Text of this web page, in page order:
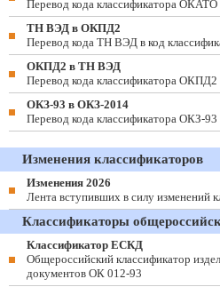
Перевод кода классификатора
ТН ВЭД в ОКПД2
Перевод кода ТН ВЭД в код
ОКПД2 в ТН ВЭД
Перевод кода классификатора
ОКЗ-93 в ОКЗ-2014
Перевод кода классификатора ОКЗ-
Изменения классификаторов
Изменения 2026
Лента вступивших в силу изменений
Классификаторы
Классификатор ЕСКД
Общероссийский классификатор
документов ОК 012-93